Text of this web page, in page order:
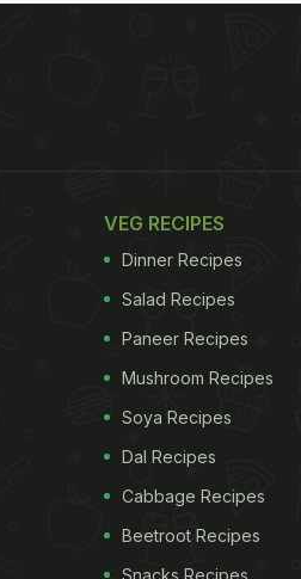
VEG RECIPES
Dinner Recipes
Salad Recipes
Paneer Recipes
Mushroom Recipes
Soya Recipes
Dal Recipes
Cabbage Recipes
Beetroot Recipes